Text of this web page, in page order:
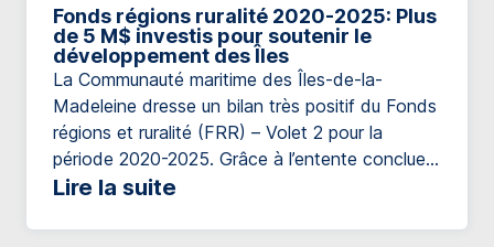
Fonds régions ruralité 2020-2025: Plus
de 5 M$ investis pour soutenir le
développement des Îles
La Communauté maritime des Îles-de-la-
Madeleine dresse un bilan très positif du Fonds
régions et ruralité (FRR) – Volet 2 pour la
période 2020-2025. Grâce à l’entente conclue
entre le ministère des Affaires municipales et de
Lire la suite